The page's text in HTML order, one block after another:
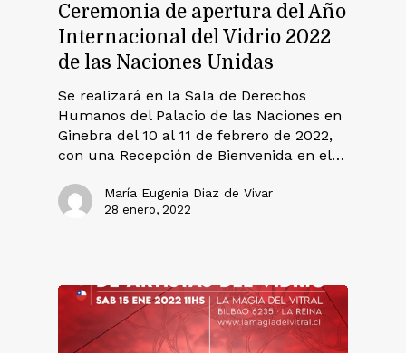
Ceremonia de apertura del Año
Internacional del Vidrio 2022
de las Naciones Unidas
Se realizará en la Sala de Derechos
Humanos del Palacio de las Naciones en
Ginebra del 10 al 11 de febrero de 2022,
con una Recepción de Bienvenida en el…
María Eugenia Diaz de Vivar
28 enero, 2022